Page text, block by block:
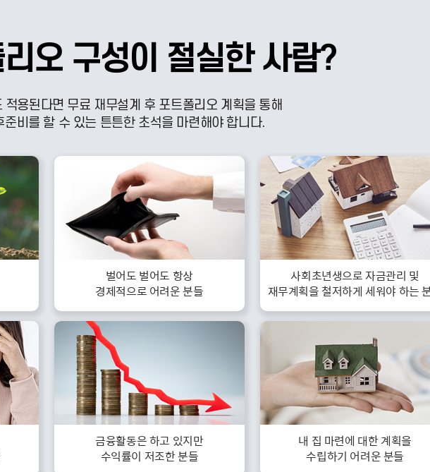
오 구성이 절실한 사람?
용된다면 무료 재무설계 후 포트폴리오 계획을 통해
비를 할 수 있는 튼튼한 초석을 마련해야 합니다.
벌어도 벌어도 항상
경제적으로 어려운 분들
사회초년생으로 자금관리 및
재무계획을 철저하게 세워야 하는
금융활동은 하고 있지만
수익률이 저조한 분들
내 집 마련에 대한 계획을
수립하기 어려운 분들